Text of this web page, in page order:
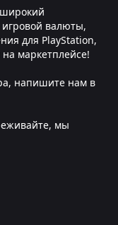
игровой валюты,
для PlayStation,
маркетплейсе!
напишите нам в
мы